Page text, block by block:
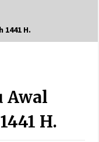
Arab Saudi,
H.
Awal
H.